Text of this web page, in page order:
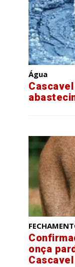
Água
onça
Cascavel